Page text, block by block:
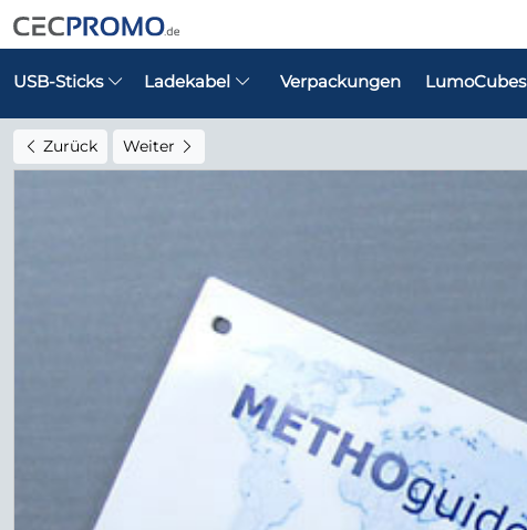
USB-Sticks Ladekabel Verpackungen LumoCubes
Zurück Weiter